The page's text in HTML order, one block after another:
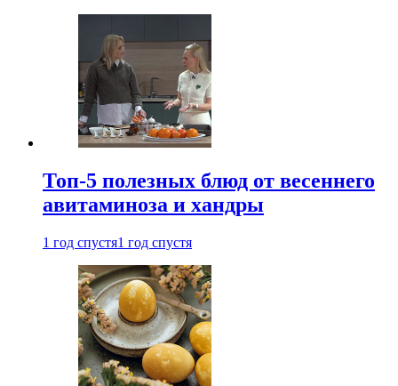
Топ-5 полезных блюд от весеннего
авитаминоза и хандры
1 год спустя1 год спустя